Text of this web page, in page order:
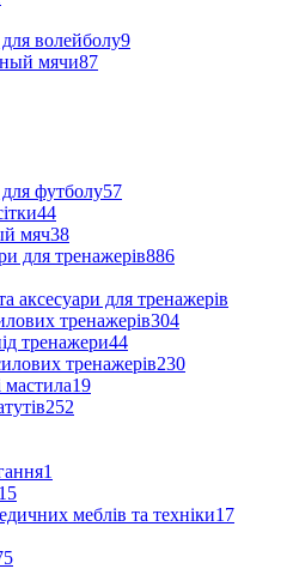
волейболу9
мячи87
футболу57
44
мяч38
для тренажерів886
аксесуари для тренажерів
тренажерів304
тренажери44
тренажерів230
мастила19
252
1
15
меблів та техніки17